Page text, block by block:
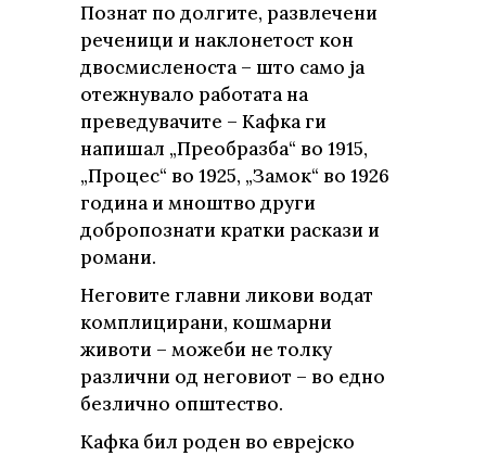
Познат по долгите, развлечени
реченици и наклонетост кон
двосмисленоста – што само ја
отежнувало работата на
преведувачите – Кафка ги
напишал „Преобразба“ во 1915,
„Процес“ во 1925, „Замок“ во 1926
година и мноштво други
добропознати кратки раскази и
романи.
Неговите главни ликови водат
комплицирани, кошмарни
животи – можеби не толку
различни од неговиот – во едно
безлично општество.
Кафка бил роден во еврејско